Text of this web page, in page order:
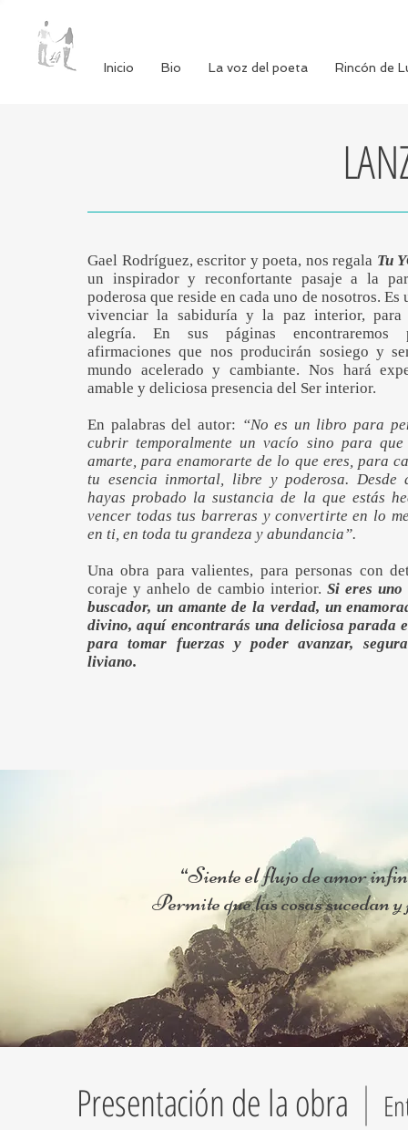
Inicio Bio La voz del poeta Rincón de
Gael Rodríguez, escritor y poeta, nos regala Tu
un inspirador y reconfortante pasaje a la
poderosa que reside en cada uno de nosotros. Es
vivenciar la sabiduría y la paz interior, para
alegría. En sus páginas encontraremos
afirmaciones que nos producirán sosiego y
mundo acelerado y cambiante. Nos hará
amable y deliciosa presencia del Ser interior.
En palabras del autor: “No es un libro para
cubrir temporalmente un vacío sino para que
amarte, para enamorarte de lo que eres, para
tu esencia inmortal, libre y poderosa. Desde
hayas probado la sustancia de la que estás
vencer todas tus barreras y convertirte en lo
en ti, en toda tu grandeza y abundancia”.
Una obra para valientes, para personas con
coraje y anhelo de cambio interior.Si eres
buscador, un amante de la verdad, un
divino, aquí encontrarás una deliciosa parada
para tomar fuerzas y poder avanzar,
liviano.
“Siente el flujo de amor
Permite que las cosas sucedan
Presentación de la obra